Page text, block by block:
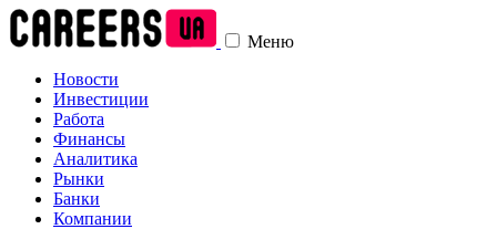
Меню
Новости
Инвестиции
Работа
Финансы
Аналитика
Рынки
Банки
Компании